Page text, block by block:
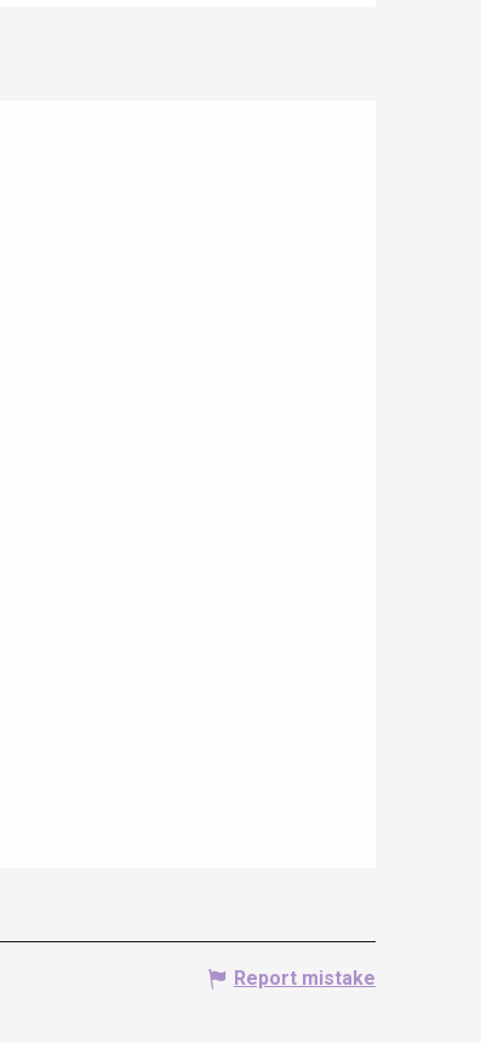
Report mistake